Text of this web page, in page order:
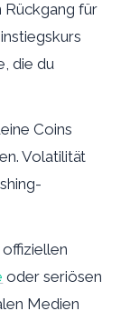
Rückgang für
die du
Coins
Volatilität
oder seriösen
Medien